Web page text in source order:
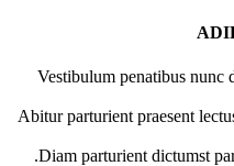
Vestibulum penatibus
Abitur parturient praesent
Diam parturient dictumst